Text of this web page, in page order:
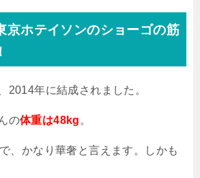
京ホテイソンのショーゴの筋
2014年に結成されました。
の体重は48kg 。
、かなり華奢と言えます。しかも